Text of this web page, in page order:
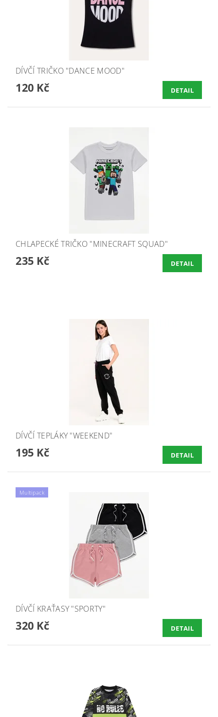
DÍVČÍ TRIČKO "DANCE MOOD"
120 Kč DETAIL
CHLAPECKÉ TRIČKO "MINECRAFT SQUAD"
235 Kč DETAIL
DÍVČÍ TEPLÁKY "WEEKEND"
195 Kč DETAIL
Multipack
DÍVČÍ KRAŤASY "SPORTY"
320 Kč DETAIL